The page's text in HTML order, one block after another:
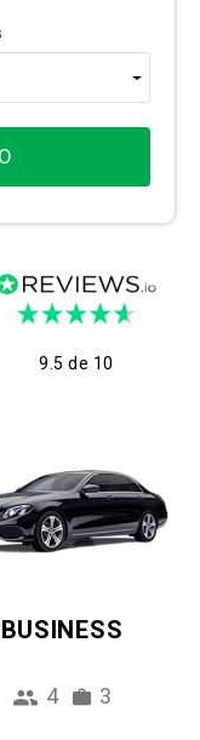
9.5 de 10
BUSINESS
4 3